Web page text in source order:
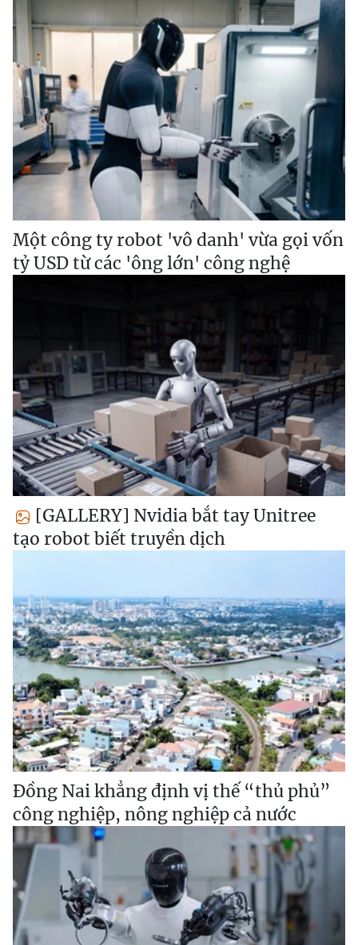
Một công ty robot 'vô danh' vừa gọi vốn
tỷ USD từ các 'ông lớn' công nghệ
[GALLERY] Nvidia bắt tay Unitree
tạo robot biết truyền dịch
Đồng Nai khẳng định vị thế “thủ phủ”
công nghiệp, nông nghiệp cả nước